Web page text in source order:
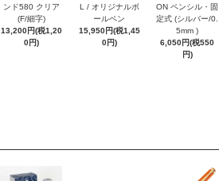
ンド580 クリア
(F/細字)
13,200円(税1,20
0円)
L / オリジナルボ
ールペン
15,950円(税1,45
0円)
ON ペンシル・固
定式 (シルバー/0.
5mm )
6,050円(税550
円)